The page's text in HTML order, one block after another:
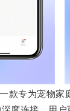
款专为宠物家